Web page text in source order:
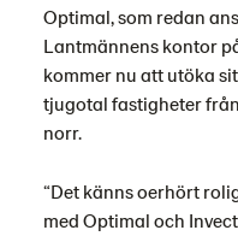
Optimal, som redan
Lantmännens kontor
kommer nu att utöka
tjugotal fastigheter
norr.
“Det känns oerhört
med Optimal och